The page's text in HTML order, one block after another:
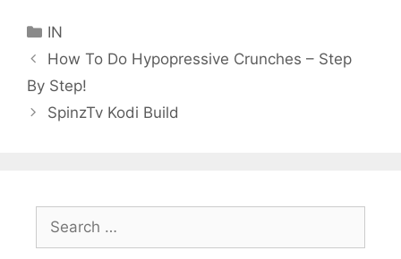
Categories
IN
How To Do Hypopressive Crunches – Step
By Step!
SpinzTv Kodi Build
for: